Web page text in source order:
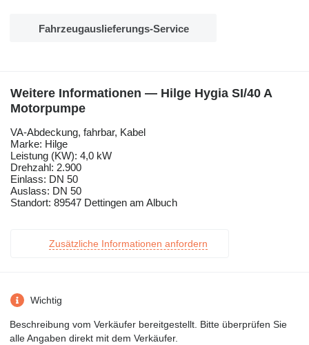
Fahrzeugauslieferungs-Service
Weitere Informationen — Hilge Hygia SI/40 A
Motorpumpe
VA-Abdeckung, fahrbar, Kabel
Marke: Hilge
Leistung (KW): 4,0 kW
Drehzahl: 2.900
Einlass: DN 50
Auslass: DN 50
Standort: 89547 Dettingen am Albuch
Zusätzliche Informationen anfordern
Wichtig
Beschreibung vom Verkäufer bereitgestellt. Bitte überprüfen Sie
alle Angaben direkt mit dem Verkäufer.